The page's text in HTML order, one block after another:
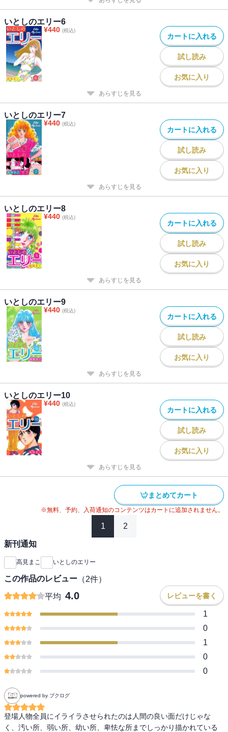
いとしのエリー6
¥440 (税込)
カートに入れる
試し読み
お気に入り
あらすじを見る
いとしのエリー7
¥440 (税込)
カートに入れる
試し読み
お気に入り
あらすじを見る
いとしのエリー8
¥440 (税込)
カートに入れる
試し読み
お気に入り
あらすじを見る
いとしのエリー9
¥440 (税込)
カートに入れる
試し読み
お気に入り
あらすじを見る
いとしのエリー10
¥440 (税込)
カートに入れる
試し読み
お気に入り
あらすじを見る
まとめてカート
※無料、予約、入荷通知のコンテンツはカートに追加されません。
1 2
新刊通知
高見まこ いとしのエリー
この作品のレビュー （2件）
平均 4.0 レビューを書く
1
0
1
0
0
powered by ブクログ
登場人物全員にイライラさせられたのは人間の良い面だけじゃな
く、汚い所、弱い所、幼い所、卑怯な所までしっかり描かれている